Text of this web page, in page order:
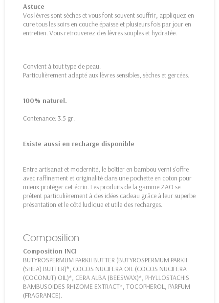
Astuce
Vos lèvres sont sèches et vous font souvent souffrir, appliquez en
cure tous les soirs en couche épaisse et plusieurs fois par jour en
entretien. Vous retrouverez des lèvres souples et hydratée.
Convient à tout type de peau.
Particulièrement adapté aux lèvres sensibles, sèches et gercées.
100% naturel.
Contenance: 3.5 gr.
Existe aussi en recharge disponible
Entre artisanat et modernité, le boîtier en bambou verni s'offre
avec raffinement et originalité dans une pochette en coton pour
mieux protéger cet écrin. Les produits de la gamme ZAO se
prêtent particulièrement à des idées cadeau grâce à leur superbe
présentation et le côté ludique et utile des recharges.
Composition
Composition INCI
BUTYROSPERMUM PARKII BUTTER (BUTYROSPERMUM PARKII
(SHEA) BUTTER)*, COCOS NUCIFERA OIL (COCOS NUCIFERA
(COCONUT) OIL)*, CERA ALBA (BEESWAX)*, PHYLLOSTACHIS
BAMBUSOIDES RHIZOME EXTRACT*, TOCOPHEROL, PARFUM
(FRAGRANCE).